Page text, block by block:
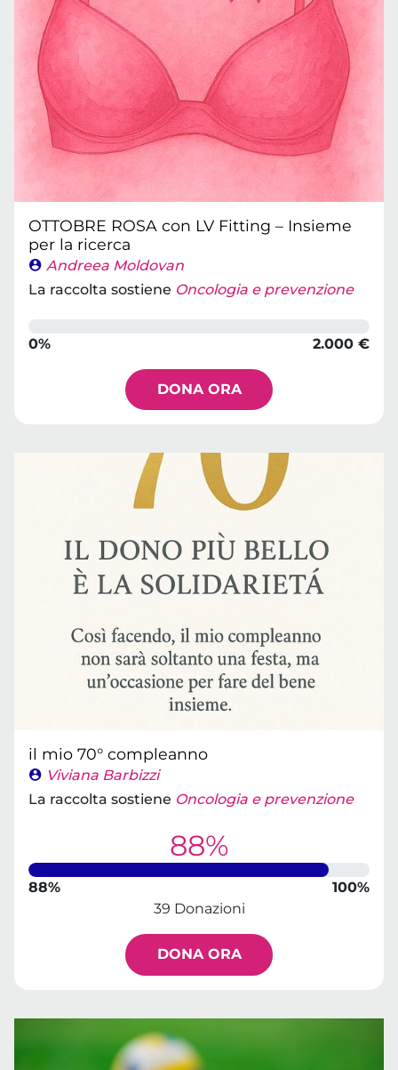
OTTOBRE ROSA con LV Fitting – Insieme
per la ricerca
Andreea Moldovan
La raccolta sostiene Oncologia e prevenzione
0% 2.000 €
DONA ORA
il mio 70° compleanno
Viviana Barbizzi
La raccolta sostiene Oncologia e prevenzione
88%
88%
100%
39 Donazioni
DONA ORA